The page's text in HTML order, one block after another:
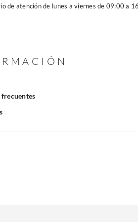
de atención de lunes a viernes de 09:00 a
frecuentes